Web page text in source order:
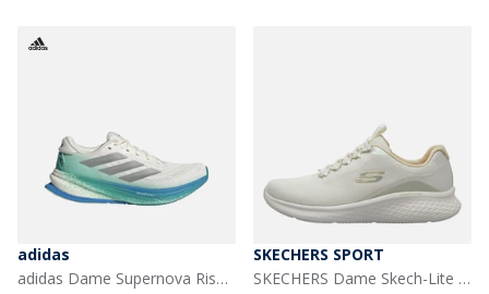
adidas
adidas Dame Supernova Rise 2 Neutrale Løbesko Chalk White/Silver Metallic/Glory Green
SKECHERS SPORT
SKECHERS Dame Skech-Lite Pro sneakers offwhite Offwhite